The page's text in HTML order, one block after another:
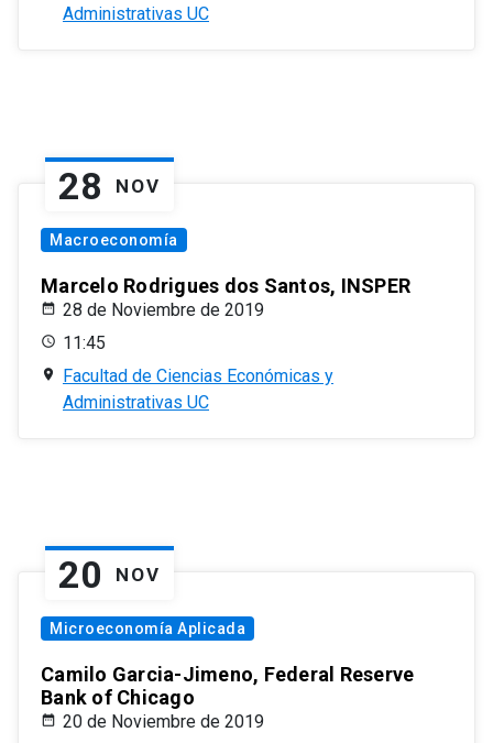
Administrativas UC
28 NOV
Macroeconomía
Marcelo Rodrigues dos Santos, INSPER
28 de Noviembre de 2019
11:45
Facultad de Ciencias Económicas y
Administrativas UC
20 NOV
Microeconomía Aplicada
Camilo Garcia-Jimeno, Federal Reserve
Bank of Chicago
20 de Noviembre de 2019